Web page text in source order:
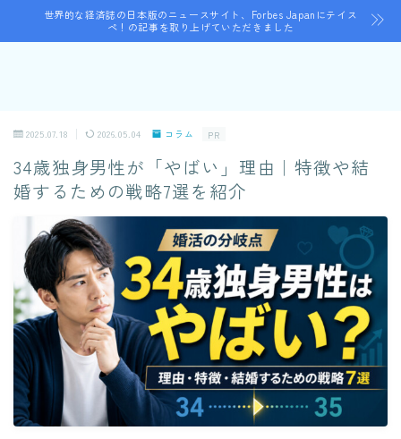
世界的な経済誌の日本版のニュースサイト、Forbes Japanにテイス
ペ！の記事を取り上げていただきました
2025.07.18 2026.05.04 コラム PR
34歳独身男性が「やばい」理由｜特徴や結
婚するための戦略7選を紹介